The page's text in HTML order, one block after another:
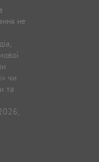
не
чи
та